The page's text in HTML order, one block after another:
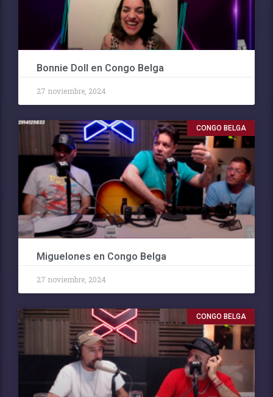
Bonnie Doll en Congo Belga
27 noviembre, 2024
CONGO BELGA
Miguelones en Congo Belga
27 noviembre, 2024
CONGO BELGA